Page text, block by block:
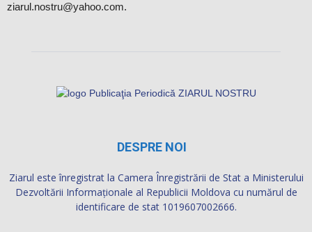
ziarul.nostru@yahoo.com.
DESPRE NOI
Ziarul este înregistrat la Camera Înregistrării de Stat a Ministerului
Dezvoltării Informaţionale al Republicii Moldova cu numărul de
identificare de stat 1019607002666.